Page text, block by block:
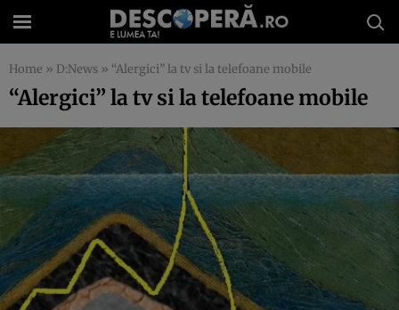
Home » D:News » “Alergici” la tv si la telefoane mobile
“Alergici” la tv si la telefoane mobile